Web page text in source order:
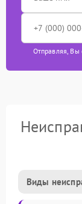
Отправляя, Вы
Виды